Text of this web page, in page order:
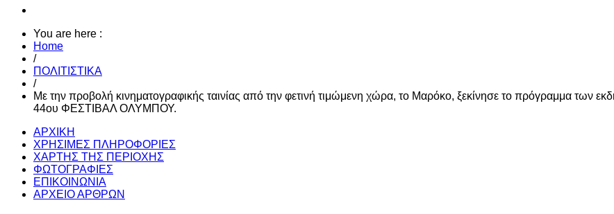
You are here :
Home
/
ΠΟΛΙΤΙΣΤΙΚΑ
/
Με την προβολή κινηματογραφικής ταινίας από την φετινή τιμώμενη χώρα, το Μαρόκο, ξεκίνησε το πρόγραμμα των
44ου ΦΕΣΤΙΒΑΛ ΟΛΥΜΠΟΥ.
ΑΡΧΙΚΗ
ΧΡΗΣΙΜΕΣ ΠΛΗΡΟΦΟΡΙΕΣ
ΧΑΡΤΗΣ ΤΗΣ ΠΕΡΙΟΧΗΣ
ΦΩΤΟΓΡΑΦΙΕΣ
ΕΠΙΚΟΙΝΩΝΙΑ
ΑΡΧΕΙΟ ΑΡΘΡΩΝ